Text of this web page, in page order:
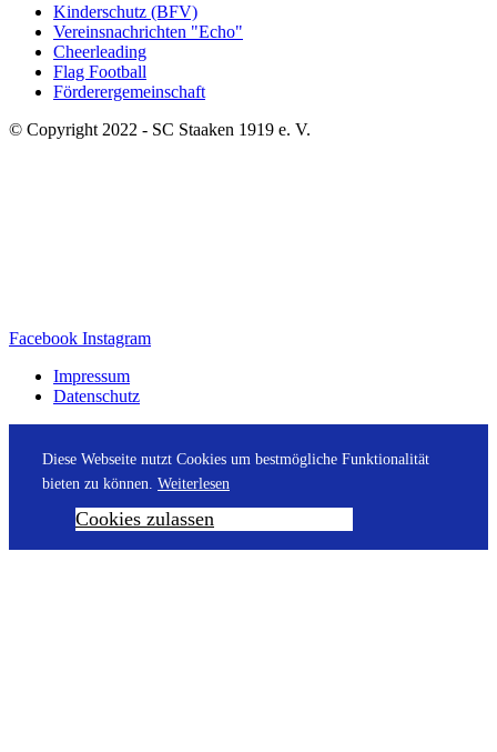
Kinderschutz (BFV)
Vereinsnachrichten "Echo"
Cheerleading
Flag Football
Förderergemeinschaft
© Copyright 2022 - SC Staaken 1919 e. V.
Facebook Instagram
Impressum
Datenschutz
Diese Webseite nutzt Cookies um bestmögliche Funktionalität
bieten zu können. Weiterlesen
Cookies zulassen